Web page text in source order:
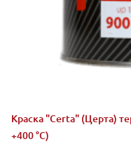
Краска "Certa" (Церта)
+400 °C)